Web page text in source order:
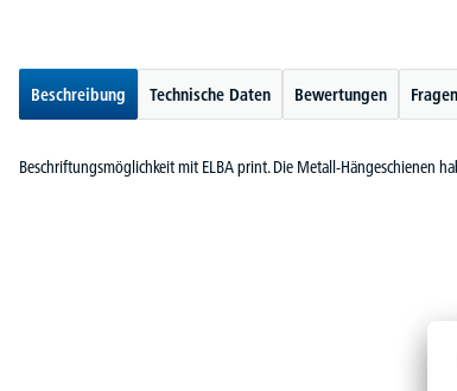
Beschreibung Technische Daten Bewertungen
Beschriftungsmöglichkeit mit ELBA print. Die Metall-Hängeschienen